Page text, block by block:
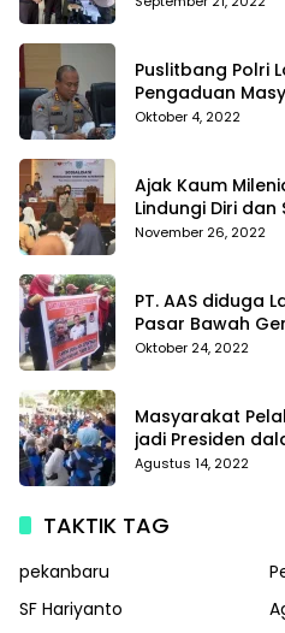
Puslitbang Polri
Pengaduan
Meningkatkan
Oktober 4, 2022
Ajak Kaum
Lindungi Diri
November 26, 2022
PT. AAS diduga
Pasar Bawah
Pekanbaru
Oktober 24, 2022
Masyarakat
jadi Presiden
Partai Demokrat
Agustus 14, 2022
TAKTIK TAG
pekanbaru
SF Hariyanto